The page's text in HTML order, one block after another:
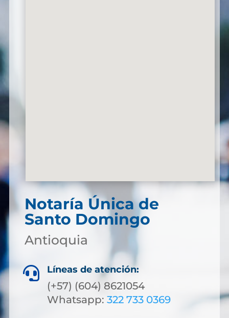
Notaría Única de
Santo Domingo
Antioquia
 Líneas de atención:
(+57) (604) 8621054
Whatsapp: 322 733 0369